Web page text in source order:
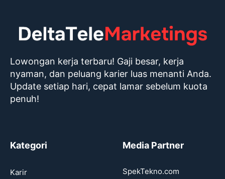
Lowongan kerja terbaru! Gaji besar, kerja
nyaman, dan peluang karier luas menanti Anda.
Update setiap hari, cepat lamar sebelum kuota
penuh!
Kategori
Karir
Media Partner
SpekTekno.com